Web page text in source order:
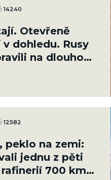
14240
Otevřeně
dohledu. Rusy
na dlouhou
12582
peklo na zemi:
jednu z pěti
700 km